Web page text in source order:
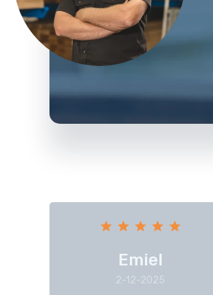
Emiel
2-12-2025